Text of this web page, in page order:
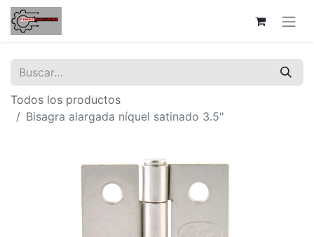
Todos los productos
Bisagra alargada níquel satinado 3.5"